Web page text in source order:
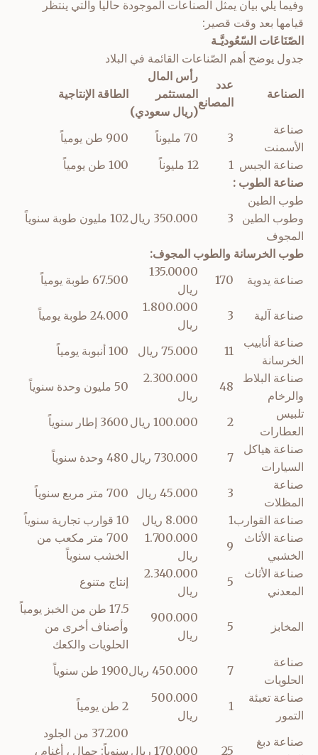
وفيما يلي بيان يمثل الصناعات الموجودة حالياً والتي ينتظر
قيامها بعد وقت قصير:
الصّنَاعَات السّعُوديَّـة
جدول يوضح أهم الصّناعات القائمة في البلاد
الصناعة
عدد
المصانع
رأس المال
المستثمر
(ريال سعودي)
الطاقة الإنتاجية
صناعة
الأسمنت
3 70 مليوناً
900 طن يومياً
صناعة الجبس 1 12 مليوناً
100 طن يومياً
صناعة الطوب :
طوب الطين
وطوب الطين
المجوف
3 350.000 ريال 102 مليون طوبة سنوياً
طوب الخرسانة والطوب المجوف:
صناعة يدوية
170
135.0000
ريال
67.500 طوبة يومياً
صناعة آلية 3
1.800.000
ريال
24.000 طوبة يومياً
صناعة أنابيب
الخرسانة
11 75.000 ريال
100 أنبوبة يومياً
صناعة البلاط
والرخام
48
2.300.000
ريال
50 مليون وحدة سنوياً
تلبيس
العطارات
2 100.000 ريال
3600 إطار سنوياً
صناعة هياكل
السيارات
7 730.000 ريال
480 وحدة سنوياً
صناعة
المظلات
3 45.000 ريال
700 متر مربع سنوياً
صناعة القوارب1 8.000 ريال
10 قوارب تجارية سنوياً
صناعة الأثاث
الخشبي
9
1.700.000
ريال
700 متر مكعب من
الخشب سنوياً
صناعة الأثاث
المعدني
5
2.340.000
ريال
إنتاج متنوع
المخابز 5
900.000
ريال
17.5 طن من الخبز يومياً
وأصناف أخرى من
الحلويات والكعك
صناعة
الحلويات
7 450.000 ريال
1900 طن سنوياً
صناعة تعبئة
التمور
1
500.000
ريال
2 طن يومياً
صناعة دبغ
25 170.000 ريال
37.200 من الجلود
سنوياً: جمال ، أغنام ،